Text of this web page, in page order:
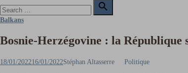
for:

Search
Balkans
Bosnie-Herzégovine : la République
Posted
18/01/202216/01/2022Author
Stéphan Altasserre Politique